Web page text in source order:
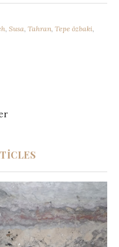
Susa Tahran Tepe özbaki